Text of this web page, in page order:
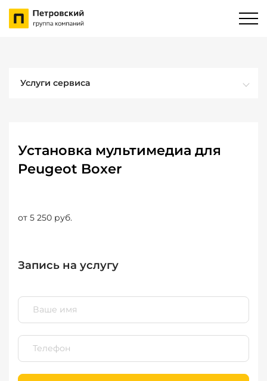
Услуги сервиса
Установка мультимедиа для
Peugeot Boxer
от 5 250 руб.
Запись на услугу